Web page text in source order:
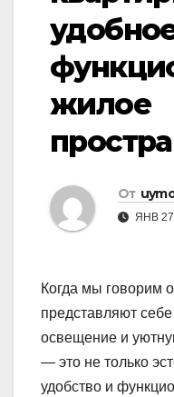
жилое
От
ЯНВ
Когда мы говорим
представляют
освещение и
— это не только
удобство и